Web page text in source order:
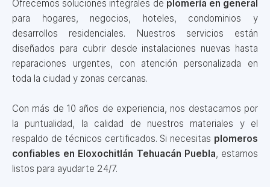
Ofrecemos soluciones integrales de plomería en general
para hogares, negocios, hoteles, condominios y
desarrollos residenciales. Nuestros servicios están
diseñados para cubrir desde instalaciones nuevas hasta
reparaciones urgentes, con atención personalizada en
toda la ciudad y zonas cercanas.
Con más de 10 años de experiencia, nos destacamos por
la puntualidad, la calidad de nuestros materiales y el
respaldo de técnicos certificados. Si necesitas plomeros
confiables en Eloxochitlán Tehuacán Puebla, estamos
listos para ayudarte 24/7.